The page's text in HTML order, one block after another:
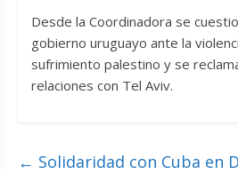
Desde la Coordinadora se
gobierno uruguayo ante la
sufrimiento palestino y se
relaciones con Tel Aviv.
← Solidaridad con Cuba en